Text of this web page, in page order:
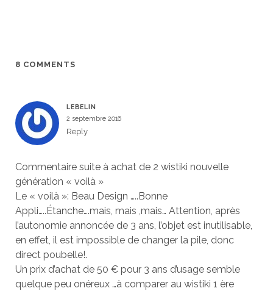
8 COMMENTS
LEBELIN
2 septembre 2016
Reply
Commentaire suite à achat de 2 wistiki nouvelle
génération « voilà »
Le « voilà »: Beau Design …..Bonne
Appli…..Étanche….mais, mais ,mais… Attention, après
l’autonomie annoncée de 3 ans, l’objet est inutilisable,
en effet, il est impossible de changer la pile, donc
direct poubelle!.
Un prix d’achat de 50 € pour 3 ans d’usage semble
quelque peu onéreux …à comparer au wistiki 1 ère